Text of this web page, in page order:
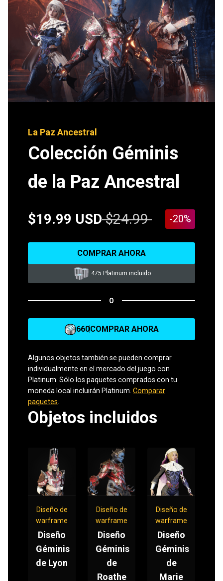
La Paz Ancestral
Colección Géminis
de la Paz Ancestral
$19.99 USD $24.99 -20%
COMPRAR AHORA
475 Platinum incluido
O
660COMPRAR AHORA
Algunos objetos también se pueden comprar
individualmente en el mercado del juego con
Platinum. Sólo los paquetes comprados con tu
moneda local incluirán Platinum. Comparar
paquetes
Objetos incluidos
Diseño de
warframe
Diseño
Géminis
de Lyon
Diseño de
warframe
Diseño
Géminis
de
Roathe
Diseño de
warframe
Diseño
Géminis
de
Marie